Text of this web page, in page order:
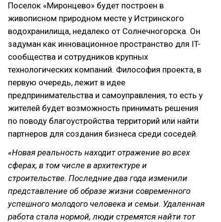
Поселок «Миронцево» будет построен в
живописном природном месте у Истринского
водохранилища, недалеко от Солнечногорска. Он
задуман как инновационное пространство для IT-
сообщества и сотрудников крупных
технологических компаний. Философия проекта, в
первую очередь, лежит в идее
предпринимательства и самоуправления, то есть у
жителей будет возможность принимать решения
по поводу благоустройства территорий или найти
партнеров для создания бизнеса среди соседей.
«Новая реальность находит отражение во всех
сферах, в том числе в архитектуре и
строительстве. Последние два года изменили
представление об образе жизни современного
успешного молодого человека и семьи. Удаленная
работа стала нормой, люди стремятся найти тот